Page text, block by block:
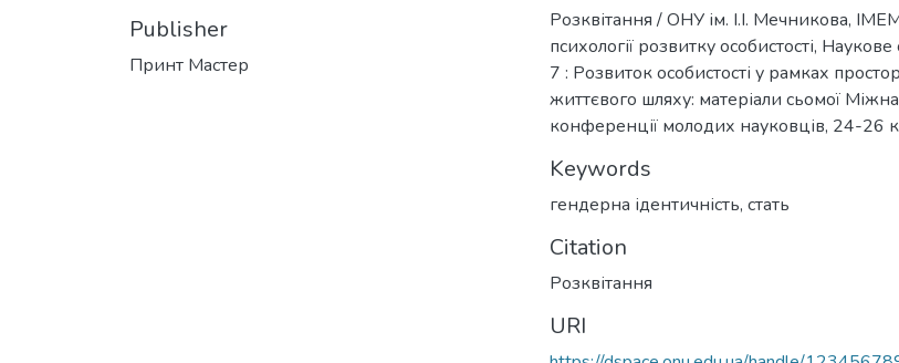
Publisher
Принт Мастер
Розквітання / ОНУ ім. І.І. Мечникова,
психології розвитку особистості,
7 : Розвиток особистості у рамках
життєвого шляху: матеріали сьомої
конференції молодих науковців, 24-26
Keywords
гендерна ідентичність, стать
Citation
Розквітання
URI